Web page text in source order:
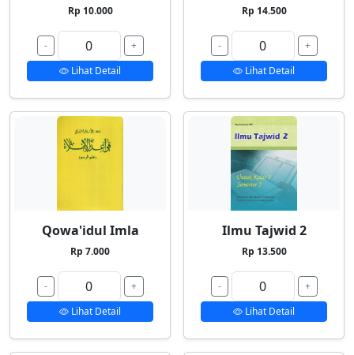
Rp 10.000
-
+
Lihat Detail
Rp 14.500
-
+
Lihat Detail
Qowa'idul Imla
Rp 7.000
-
+
Lihat Detail
Ilmu Tajwid 2
Rp 13.500
-
+
Lihat Detail